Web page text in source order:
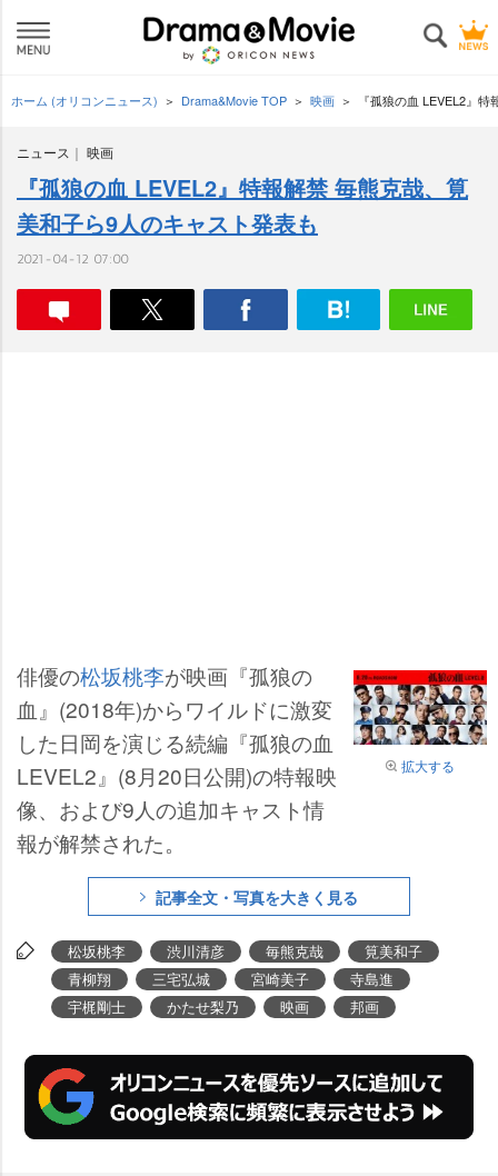
ホーム (オリコンニュース) Drama&Movie TOP 映画 『孤狼の血 LEVEL2』
ニュース 映画
『孤狼の血 LEVEL2』特報解禁 毎熊克哉、筧
美和子ら9人のキャスト発表も
2021-04-12 07:00
拡大する
俳優の松坂桃李が映画『孤狼の
血』(2018年)からワイルドに激変
した日岡を演じる続編『孤狼の血
LEVEL2』(8月20日公開)の特報映
像、および9人の追加キャスト情
報が解禁された。
記事全文・写真を大きく見る
松坂桃李 渋川清彦 毎熊克哉
筧美和子
青柳翔
三宅弘城 宮崎美子
寺島進
宇梶剛士
かたせ梨乃 映画 邦画